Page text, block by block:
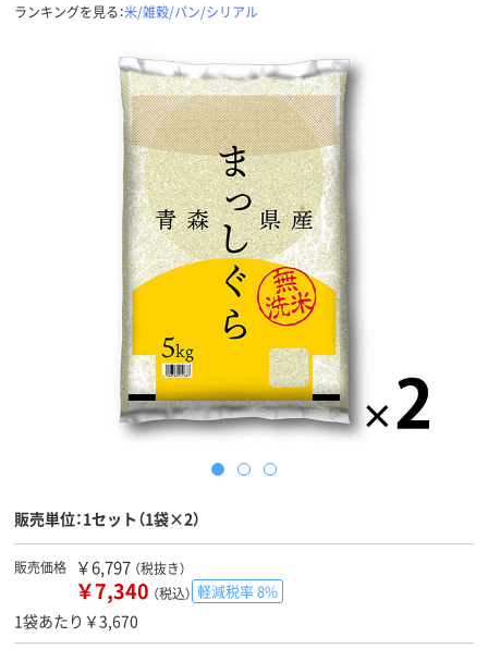
ランキングを見る：米/雑穀/パン/シリアル
販売単位：1セット（1袋×2）
販売価格 ￥6,797 （税抜き）
￥7,340 （税込） 軽減税率 8%
1袋あたり￥3,670